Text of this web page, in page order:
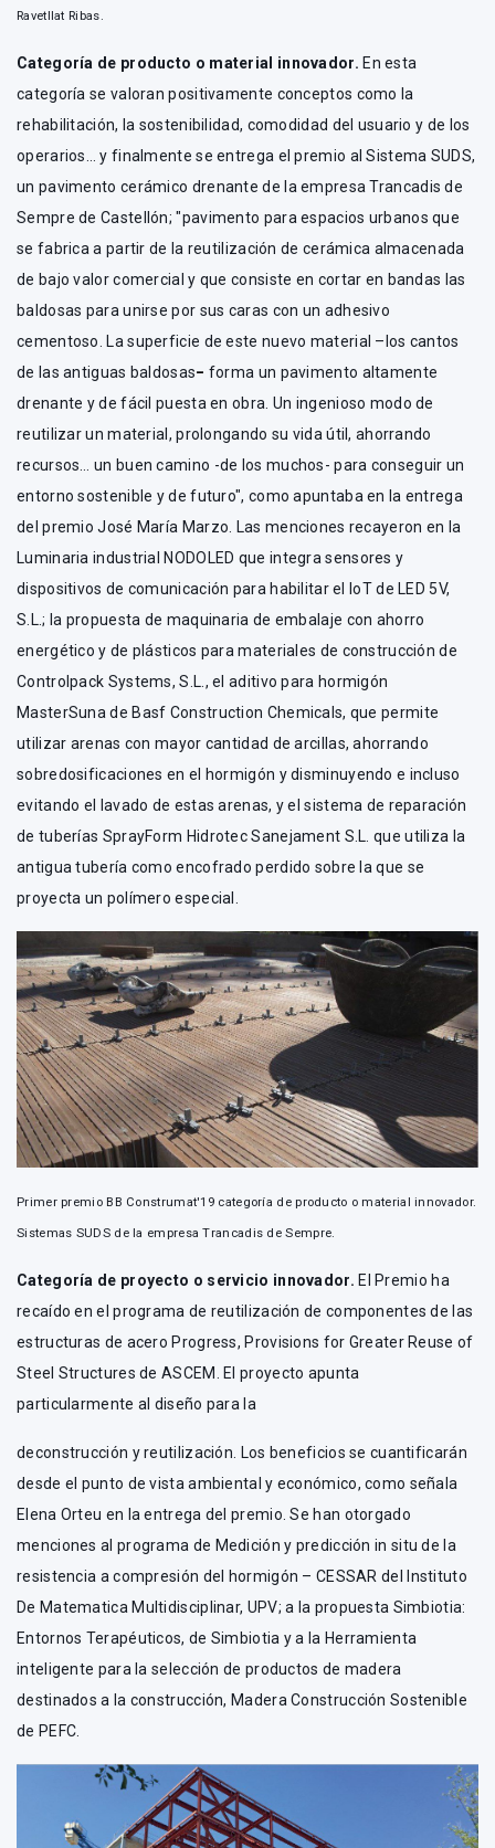
Ravetllat Ribas.
Categoría de producto o material innovador. En esta
categoría se valoran positivamente conceptos como la
rehabilitación, la sostenibilidad, comodidad del usuario y de los
operarios… y finalmente se entrega el premio al Sistema SUDS,
un pavimento cerámico drenante de la empresa Trancadis de
Sempre de Castellón; "pavimento para espacios urbanos que
se fabrica a partir de la reutilización de cerámica almacenada
de bajo valor comercial y que consiste en cortar en bandas las
baldosas para unirse por sus caras con un adhesivo
cementoso. La superficie de este nuevo material –los cantos
de las antiguas baldosas– forma un pavimento altamente
drenante y de fácil puesta en obra. Un ingenioso modo de
reutilizar un material, prolongando su vida útil, ahorrando
recursos… un buen camino -de los muchos- para conseguir un
entorno sostenible y de futuro", como apuntaba en la entrega
del premio José María Marzo. Las menciones recayeron en la
Luminaria industrial NODOLED que integra sensores y
dispositivos de comunicación para habilitar el IoT de LED 5V,
S.L.; la propuesta de maquinaria de embalaje con ahorro
energético y de plásticos para materiales de construcción de
Controlpack Systems, S.L., el aditivo para hormigón
MasterSuna de Basf Construction Chemicals, que permite
utilizar arenas con mayor cantidad de arcillas, ahorrando
sobredosificaciones en el hormigón y disminuyendo e incluso
evitando el lavado de estas arenas, y el sistema de reparación
de tuberías SprayForm Hidrotec Sanejament S.L. que utiliza la
antigua tubería como encofrado perdido sobre la que se
proyecta un polímero especial.
Primer premio BB Construmat'19 categoría de producto o material innovador.
Sistemas SUDS de la empresa Trancadis de Sempre.
Categoría de proyecto o servicio innovador. El Premio ha
recaído en el programa de reutilización de componentes de las
estructuras de acero Progress, Provisions for Greater Reuse of
Steel Structures de ASCEM. El proyecto apunta
particularmente al diseño para la
deconstrucción y reutilización. Los beneficios se cuantificarán
desde el punto de vista ambiental y económico, como señala
Elena Orteu en la entrega del premio. Se han otorgado
menciones al programa de Medición y predicción in situ de la
resistencia a compresión del hormigón – CESSAR del Instituto
De Matematica Multidisciplinar, UPV; a la propuesta Simbiotia:
Entornos Terapéuticos, de Simbiotia y a la Herramienta
inteligente para la selección de productos de madera
destinados a la construcción, Madera Construcción Sostenible
de PEFC.